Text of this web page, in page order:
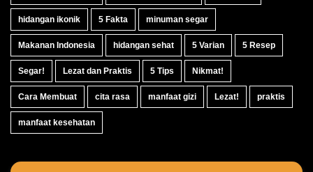
hidangan ikonik 5 Fakta minuman segar
Makanan Indonesia hidangan sehat 5 Varian 5 Resep
Segar! Lezat dan Praktis 5 Tips Nikmat!
Cara Membuat cita rasa manfaat gizi Lezat! praktis
manfaat kesehatan